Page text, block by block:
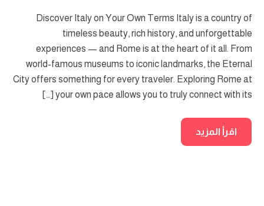
Discover Italy on Your Own Terms Italy is a country of
timeless beauty, rich history, and unforgettable
experiences — and Rome is at the heart of it all. From
world-famous museums to iconic landmarks, the Eternal
City offers something for every traveler. Exploring Rome at
your own pace allows you to truly connect with its […]
اقرأ المزيد